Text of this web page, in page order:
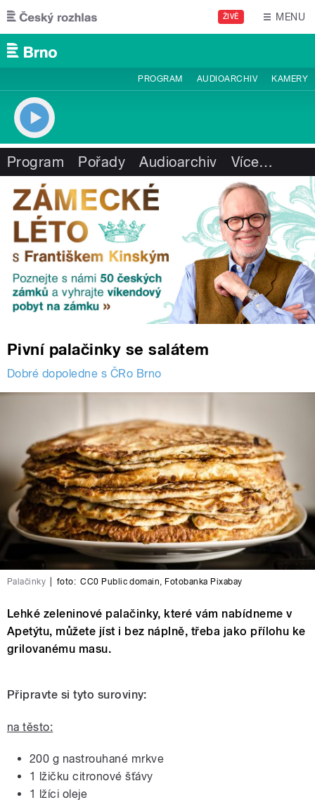
Přejít k hlavnímu obsahu
ŽIVĚ MENU
PROGRAM AUDIOARCHIV KAMERY
Program Pořady Audioarchiv Více…
Pivní palačinky se salátem
Dobré dopoledne s ČRo Brno
Palačinky foto: CC0 Public domain, Fotobanka Pixabay
Lehké zeleninové palačinky, které vám nabídneme v
Apetýtu, můžete jíst i bez náplně, třeba jako přílohu ke
grilovanému masu.
Připravte si tyto suroviny:
na těsto:
200 g nastrouhané mrkve
1 lžičku citronové šťávy
1 lžíci oleje